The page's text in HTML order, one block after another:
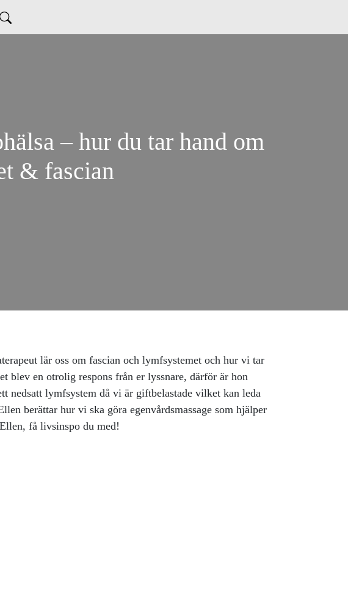
– hur du tar hand om
& fascian
lär oss om fascian och lymfsystemet och hur vi tar
blev en otrolig respons från er lyssnare, därför är hon
nedsatt lymfsystem då vi är giftbelastade vilket kan leda
berättar hur vi ska göra egenvårdsmassage som hjälper
få livsinspo du med!